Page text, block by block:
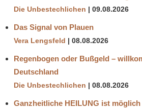
Die Unbestechlichen 09.08.2026
Das Signal von Plauen
Vera Lengsfeld 08.08.2026
Regenbogen oder Bußgeld –
Deutschland
Die Unbestechlichen 08.08.2026
Ganzheitliche HEILUNG ist